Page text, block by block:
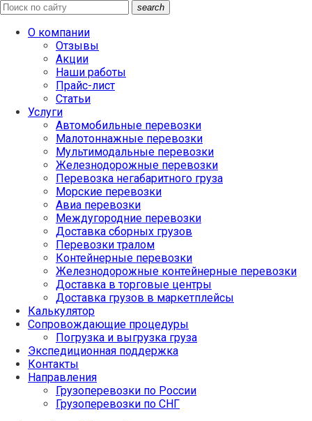
search
О компании
Отзывы
Акции
Наши работы
Прайс-лист
Статьи
Услуги
Автомобильные перевозки
Малотоннажные перевозки
Мультимодальные перевозки
Железнодорожные перевозки
Перевозка негабаритного груза
Морские перевозки
Авиа перевозки
Междугородние перевозки
Доставка сборных грузов
Перевозки тралом
Контейнерные перевозки
Железнодорожные контейнерные перевозки
Доставка в торговые центры
Доставка грузов в маркетплейсы
Калькулятор
Сопровождающие процедуры
Погрузка и выгрузка груза
Экспедиционная поддержка
Контакты
Направления
Грузоперевозки по России
Грузоперевозки по СНГ